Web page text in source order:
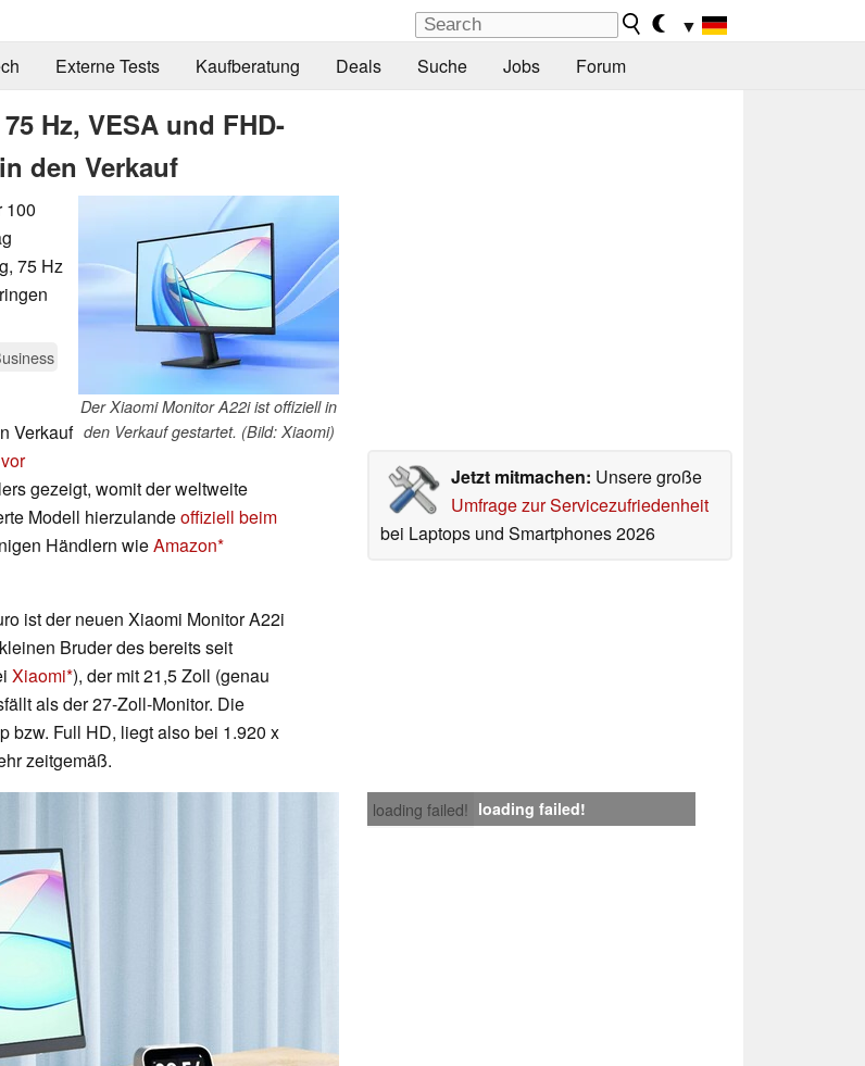
▼
Externe Tests Kaufberatung Deals Suche Jobs Forum
Hz, VESA und FHD-
den Verkauf
Der Xiaomi Monitor A22i ist offiziell in
den Verkauf gestartet. (Bild: Xiaomi)
100
75 Hz
Jetzt mitmachen: Unsere große
Umfrage zur Servicezufriedenheit
bei Laptops und Smartphones 2026
Verkauf
vor
gezeigt, womit der weltweite
Modell hierzulandeoffiziell beim
Händlern wieAmazon
ist der neuen Xiaomi Monitor A22i
Bruder des bereits seit
Xiaomi ), der mit 21,5 Zoll (genau
als der 27-Zoll-Monitor. Die
bzw. Full HD, liegt also bei 1.920 x
zeitgemäß.
loading failed! loading failed!